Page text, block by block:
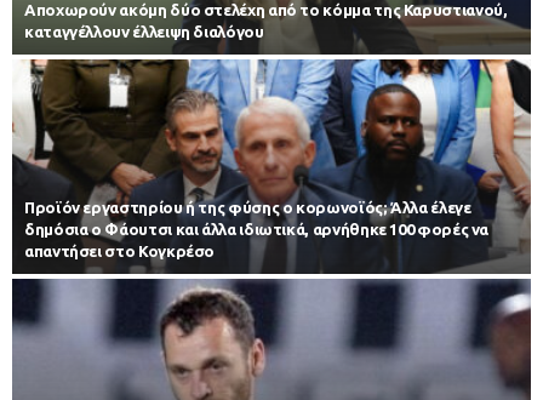
Αποχωρούν ακόμη δύο στελέχη από το κόμμα της Καρυστιανού,
καταγγέλλουν έλλειψη διαλόγου
Προϊόν εργαστηρίου ή της φύσης ο κορωνοϊός; Άλλα έλεγε
δημόσια ο Φάουτσι και άλλα ιδιωτικά, αρνήθηκε 100 φορές να
απαντήσει στο Κογκρέσο